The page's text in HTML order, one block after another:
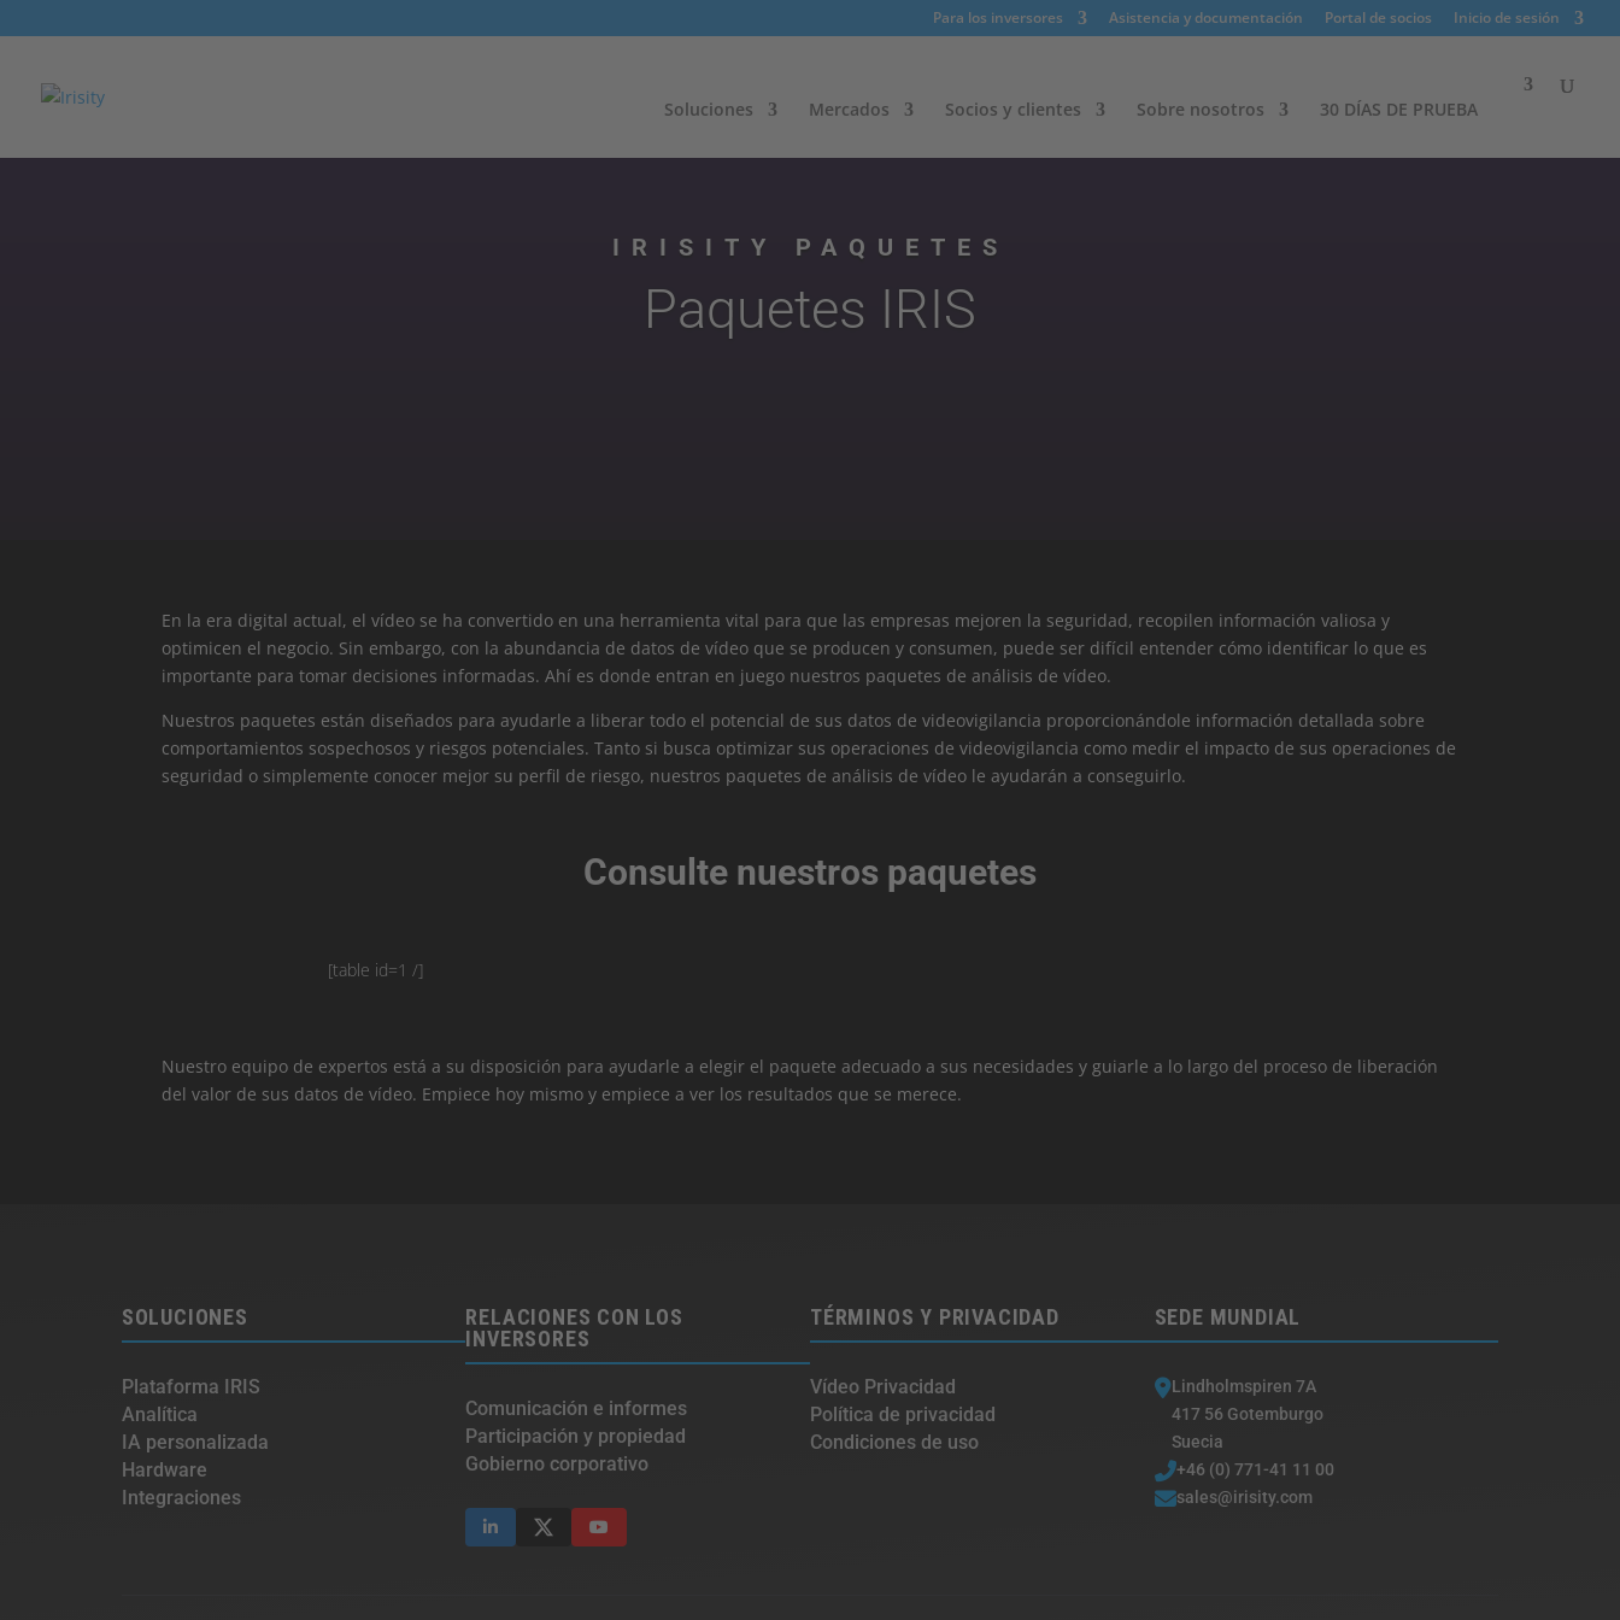
Para los inversores Asistencia y documentación Portal de socios Inicio de sesión
Soluciones Mercados Socios y clientes Sobre nosotros​ 30 DÍAS DE PRUEBA
IRISITY PAQUETES
Paquetes IRIS
En la era digital actual, el vídeo se ha convertido en una herramienta vital para que las empresas mejoren la seguridad, recopilen información valiosa y
optimicen el negocio. Sin embargo, con la abundancia de datos de vídeo que se producen y consumen, puede ser difícil entender cómo identificar lo que es
importante para tomar decisiones informadas. Ahí es donde entran en juego nuestros paquetes de análisis de vídeo.
Nuestros paquetes están diseñados para ayudarle a liberar todo el potencial de sus datos de videovigilancia proporcionándole información detallada sobre
comportamientos sospechosos y riesgos potenciales. Tanto si busca optimizar sus operaciones de videovigilancia como medir el impacto de sus operaciones de
seguridad o simplemente conocer mejor su perfil de riesgo, nuestros paquetes de análisis de vídeo le ayudarán a conseguirlo.
Consulte nuestros paquetes
[table id=1 /]
Nuestro equipo de expertos está a su disposición para ayudarle a elegir el paquete adecuado a sus necesidades y guiarle a lo largo del proceso de liberación
del valor de sus datos de vídeo. Empiece hoy mismo y empiece a ver los resultados que se merece.
SOLUCIONES
Plataforma IRIS
Analítica
IA personalizada
Hardware
Integraciones​
RELACIONES CON LOS
INVERSORES
Comunicación e informes
Participación y propiedad
Gobierno corporativo
TÉRMINOS Y PRIVACIDAD
Vídeo Privacidad
Política de privacidad
Condiciones de uso
SEDE MUNDIAL
Lindholmspiren 7A
417 56 Gotemburgo
Suecia
+46 (0) 771-41 11 00
sales@irisity.com